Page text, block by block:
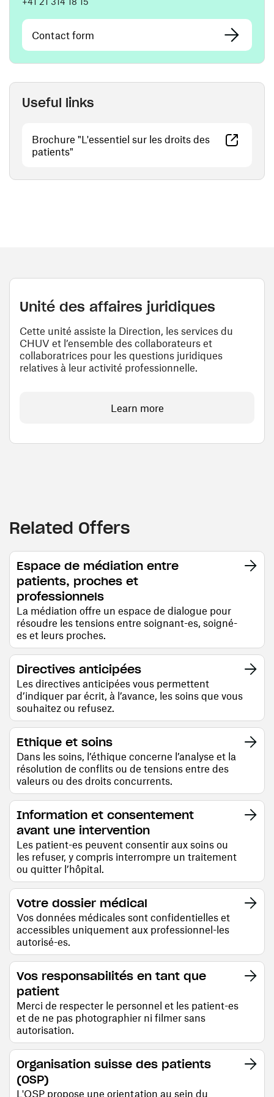
Contact form
Useful links
Brochure "L'essentiel sur les droits des
patients"
Unité des affaires juridiques
Cette unité assiste la Direction, les services du
CHUV et l’ensemble des collaborateurs et
collaboratrices pour les questions juridiques
relatives à leur activité professionnelle.
Learn more
Related Offers
Espace de médiation entre
patients, proches et
professionnels
La médiation offre un espace de dialogue pour
résoudre les tensions entre soignant-es, soigné-
es et leurs proches.
Directives anticipées
Les directives anticipées vous permettent
d’indiquer par écrit, à l’avance, les soins que vous
souhaitez ou refusez.
Ethique et soins
Dans les soins, l’éthique concerne l’analyse et la
résolution de conflits ou de tensions entre des
valeurs ou des droits concurrents.
Information et consentement
avant une intervention
Les patient-es peuvent consentir aux soins ou
les refuser, y compris interrompre un traitement
ou quitter l’hôpital.
Votre dossier médical
Vos données médicales sont confidentielles et
accessibles uniquement aux professionnel-les
autorisé-es.
Vos responsabilités en tant que
patient
Merci de respecter le personnel et les patient-es
et de ne pas photographier ni filmer sans
autorisation.
Organisation suisse des patients
(OSP)
L'OSP propose une orientation au sein du